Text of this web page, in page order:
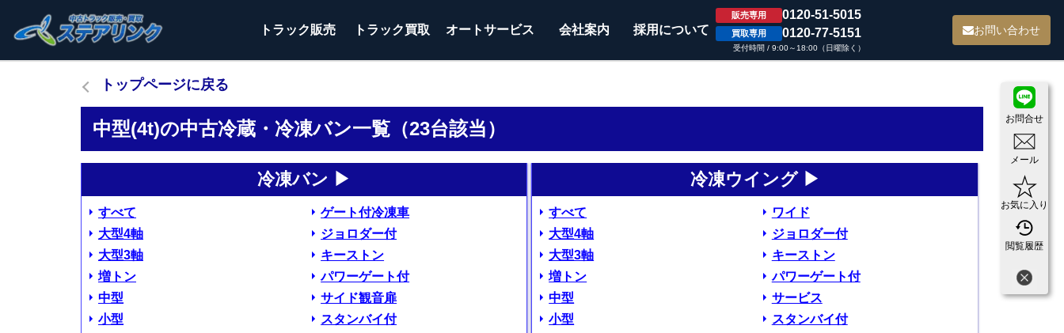
トラック販売 トラック買取 オートサービス 会社案内 採用について
販売専用 0120-51-5015
買取専用 0120-77-5151
受付時間 / 9:00～18:00（日曜除く）
お問い合わせ
お問合せ
メール
お気に入り
閲覧履歴
トップページに戻る
中型(4t)の中古冷蔵・冷凍バン一覧（23台該当）
冷凍ウイング ▶
すべて
大型4軸
大型3軸
増トン
中型
小型
ワイド
ジョロダー付
キーストン
パワーゲート付
サービス
スタンバイ付
冷凍バン ▶
すべて
大型4軸
大型3軸
増トン
中型
小型
ゲート付冷凍車
ジョロダー付
キーストン
パワーゲート付
サイド観音扉
スタンバイ付